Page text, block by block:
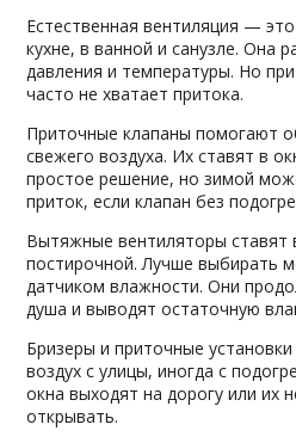
Естественная вентиляция —
кухне, в ванной и санузле. Она
давления и температуры. Но
часто не хватает притока.
Приточные клапаны помогают
свежего воздуха. Их ставят в
простое решение, но зимой
приток, если клапан без
Вытяжные вентиляторы ставят
постирочной. Лучше выбирать
датчиком влажности. Они
душа и выводят остаточную
Бризеры и приточные
воздух с улицы, иногда с
окна выходят на дорогу или их
открывать.